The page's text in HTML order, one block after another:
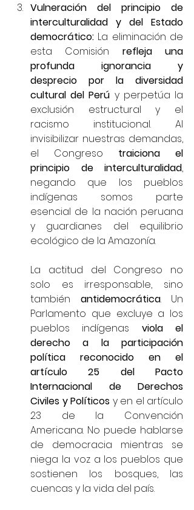
Vulneración del principio de
interculturalidad y del Estado
democrático: La eliminación de
esta Comisión refleja una
profunda ignorancia y
desprecio por la diversidad
cultural del Perú y perpetúa la
exclusión estructural y el
racismo institucional. Al
invisibilizar nuestras demandas,
el Congreso traiciona el
principio de interculturalidad,
negando que los pueblos
indígenas somos parte
esencial de la nación peruana
y guardianes del equilibrio
ecológico de la Amazonía.
La actitud del Congreso no
solo es irresponsable, sino
también antidemocrática. Un
Parlamento que excluye a los
pueblos indígenas viola el
derecho a la participación
política reconocido en el
artículo 25 del Pacto
Internacional de Derechos
Civiles y Políticos y en el artículo
23 de la Convención
Americana. No puede hablarse
de democracia mientras se
niega la voz a los pueblos que
sostienen los bosques, las
cuencas y la vida del país.